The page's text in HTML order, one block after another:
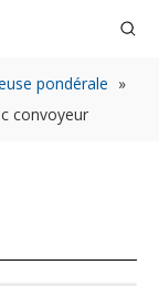
pondérale »
convoyeur